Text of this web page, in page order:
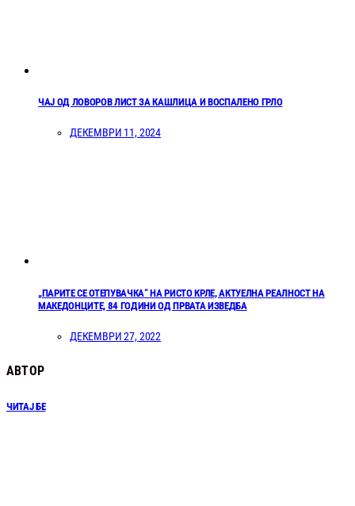
ЧАЈ ОД ЛОВОРОВ ЛИСТ ЗА КАШЛИЦА И ВОСПАЛЕНО ГРЛО
ДЕКЕМВРИ 11, 2024
„ПАРИТЕ СЕ ОТЕПУВАЧКА“ НА РИСТО КРЛЕ, АКТУЕЛНА РЕАЛНОСТ НА
МАКЕДОНЦИТЕ, 84 ГОДИНИ ОД ПРВАТА ИЗВЕДБА
ДЕКЕМВРИ 27, 2022
АВТОР
ЧИТАЈ БЕ